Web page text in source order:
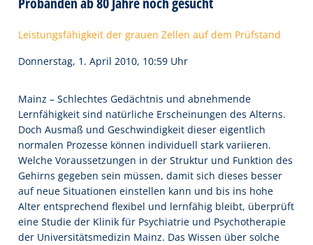
Leistungsfähigkeit der grauen Zellen auf dem Prüfstand
Donnerstag, 1. April 2010, 10:59 Uhr
Mainz – Schlechtes Gedächtnis und abnehmende
Lernfähigkeit sind natürliche Erscheinungen des Alterns.
Doch Ausmaß und Geschwindigkeit dieser eigentlich
normalen Prozesse können individuell stark variieren.
Welche Voraussetzungen in der Struktur und Funktion des
Gehirns gegeben sein müssen, damit sich dieses besser
auf neue Situationen einstellen kann und bis ins hohe
Alter entsprechend flexibel und lernfähig bleibt, überprüft
eine Studie der Klinik für Psychiatrie und Psychotherapie
der Universitätsmedizin Mainz. Das Wissen über solche